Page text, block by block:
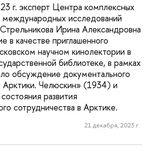
г. эксперт Центра комплексных
международных исследований
Ирина Александровна
в качестве приглашенного
научном кинолектории в
библиотеке, в рамках
обсуждение документального
Арктики. Челюскин» (1934) и
развития
сотрудничества в Арктике.
21 декабря, 2023 г.